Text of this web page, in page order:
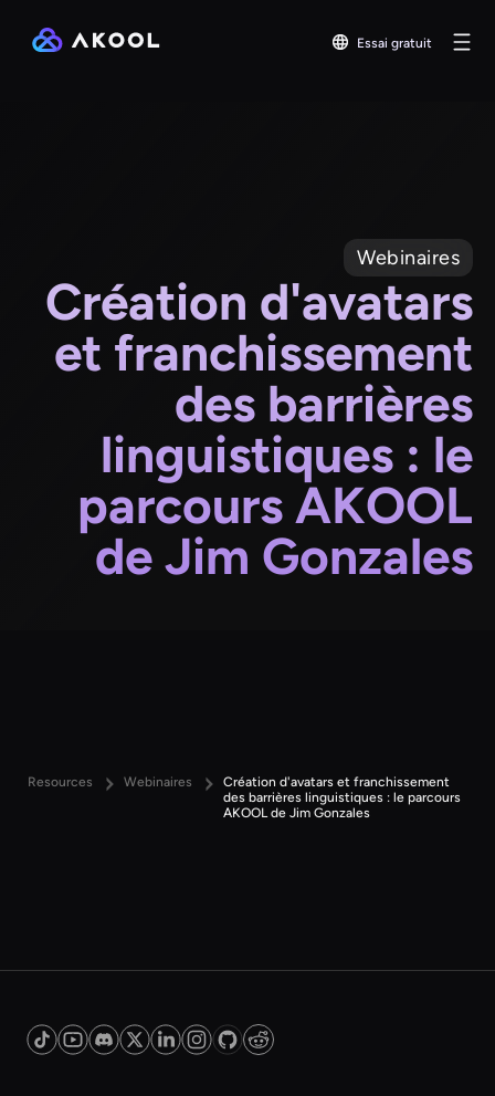
Essai gratuit
Webinaires
Création d'avatars
et franchissement
des barrières
linguistiques : le
parcours AKOOL
de Jim Gonzales
Resources Webinaires
Création d'avatars et franchissement
des barrières linguistiques : le parcours
AKOOL de Jim Gonzales